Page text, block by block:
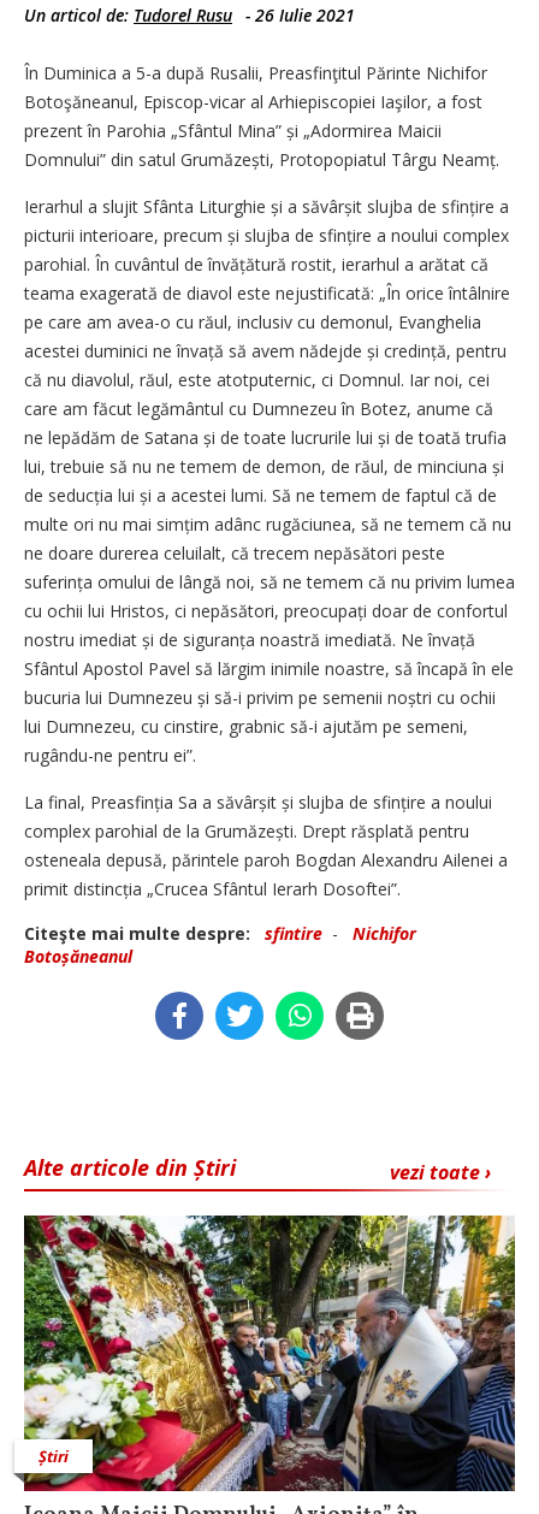
Un articol de: Tudorel Rusu - 26 Iulie 2021
În Duminica a 5-a după Rusalii, Preasfinţitul Părinte Nichifor
Botoşăneanul, Episcop-vicar al Arhiepiscopiei Iaşilor, a fost
prezent în Parohia „Sfântul Mina” și „Adormirea Maicii
Domnului” din satul Grumăzești, Protopopiatul Târgu Neamț.
Ierarhul a slujit Sfânta Liturghie și a săvârșit slujba de sfințire a
picturii interioare, precum și slujba de sfințire a noului complex
parohial. În cuvântul de învățătură rostit, ierarhul a arătat că
teama exagerată de diavol este nejustificată: „În orice întâlnire
pe care am avea-o cu răul, inclusiv cu demonul, Evanghelia
acestei duminici ne învață să avem nădejde și credință, pentru
că nu diavolul, răul, este atotputernic, ci Domnul. Iar noi, cei
care am făcut legământul cu Dumnezeu în Botez, anume că
ne lepădăm de Satana și de toate lucrurile lui și de toată trufia
lui, trebuie să nu ne temem de demon, de răul, de minciuna și
de seducția lui și a acestei lumi. Să ne temem de faptul că de
multe ori nu mai simțim adânc rugăciunea, să ne temem că nu
ne doare durerea celuilalt, că trecem nepăsători peste
suferința omului de lângă noi, să ne temem că nu privim lumea
cu ochii lui Hristos, ci nepăsători, preocupați doar de confortul
nostru imediat și de sigu­ranța noastră imediată. Ne învață
Sfântul Apostol Pavel să lărgim inimile noastre, să încapă în ele
bucuria lui Dumnezeu și să-i privim pe semenii noștri cu ochii
lui Dumnezeu, cu cinstire, grabnic să-i ajutăm pe semeni,
rugându-ne pentru ei”.
La final, Preasfinția Sa a săvâr­șit și slujba de sfințire a noului
complex parohial de la Grumă­zești. Drept răsplată pentru
osteneala depusă, părintele paroh Bogdan Alexandru Ailenei a
primit distincția „Crucea Sfântul Ierarh Dosoftei”.
Citeşte mai multe despre:
sfintire - Nichifor
Botoșăneanul
vezi toate ›
Alte articole din Știri
Știri